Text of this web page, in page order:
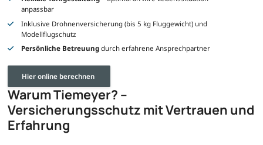
anpassbar
Inklusive Drohnenversicherung (bis 5 kg Fluggewicht) und
Modellflugschutz
Persönliche Betreuung durch erfahrene Ansprechpartner
Hier online berechnen
Warum Tiemeyer? –
Versicherungsschutz mit Vertrauen und
Erfahrung